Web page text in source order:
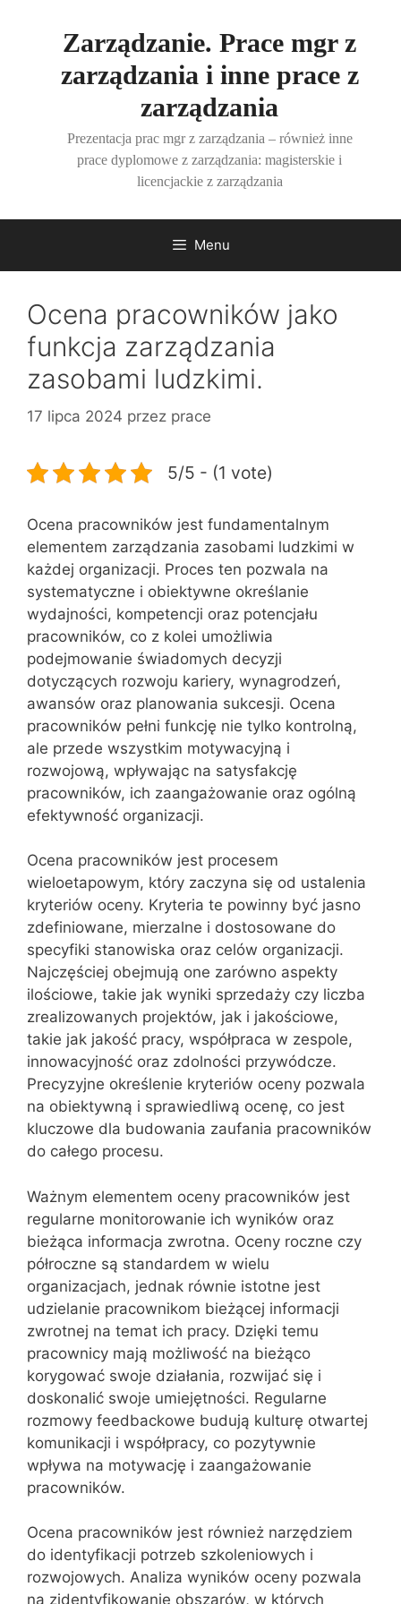
Zarządzanie. Prace mgr z
zarządzania i inne prace z
zarządzania
Prezentacja prac mgr z zarządzania – również inne
prace dyplomowe z zarządzania: magisterskie i
licencjackie z zarządzania
Menu
Ocena pracowników jako
funkcja zarządzania
zasobami ludzkimi.
17 lipca 2024 przez prace
5/5 - (1 vote)
Ocena pracowników jest fundamentalnym
elementem zarządzania zasobami ludzkimi w
każdej organizacji. Proces ten pozwala na
systematyczne i obiektywne określanie
wydajności, kompetencji oraz potencjału
pracowników, co z kolei umożliwia
podejmowanie świadomych decyzji
dotyczących rozwoju kariery, wynagrodzeń,
awansów oraz planowania sukcesji. Ocena
pracowników pełni funkcję nie tylko kontrolną,
ale przede wszystkim motywacyjną i
rozwojową, wpływając na satysfakcję
pracowników, ich zaangażowanie oraz ogólną
efektywność organizacji.
Ocena pracowników jest procesem
wieloetapowym, który zaczyna się od ustalenia
kryteriów oceny. Kryteria te powinny być jasno
zdefiniowane, mierzalne i dostosowane do
specyfiki stanowiska oraz celów organizacji.
Najczęściej obejmują one zarówno aspekty
ilościowe, takie jak wyniki sprzedaży czy liczba
zrealizowanych projektów, jak i jakościowe,
takie jak jakość pracy, współpraca w zespole,
innowacyjność oraz zdolności przywódcze.
Precyzyjne określenie kryteriów oceny pozwala
na obiektywną i sprawiedliwą ocenę, co jest
kluczowe dla budowania zaufania pracowników
do całego procesu.
Ważnym elementem oceny pracowników jest
regularne monitorowanie ich wyników oraz
bieżąca informacja zwrotna. Oceny roczne czy
półroczne są standardem w wielu
organizacjach, jednak równie istotne jest
udzielanie pracownikom bieżącej informacji
zwrotnej na temat ich pracy. Dzięki temu
pracownicy mają możliwość na bieżąco
korygować swoje działania, rozwijać się i
doskonalić swoje umiejętności. Regularne
rozmowy feedbackowe budują kulturę otwartej
komunikacji i współpracy, co pozytywnie
wpływa na motywację i zaangażowanie
pracowników.
Ocena pracowników jest również narzędziem
do identyfikacji potrzeb szkoleniowych i
rozwojowych. Analiza wyników oceny pozwala
na zidentyfikowanie obszarów, w których